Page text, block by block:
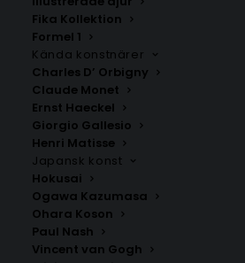
Fika Kollektion
Formel 1
Kända konstnärer
Charles D’ Orbigny
Claude Monet
Ernst Haeckel
Giorgio Gallesio
Henri Matisse
Japansk konst
Hokusai
Ogawa Kazumasa
Ohara Koson
Paul Nash
Vincent van Gogh
Relax Poster #2
Fr.159.00